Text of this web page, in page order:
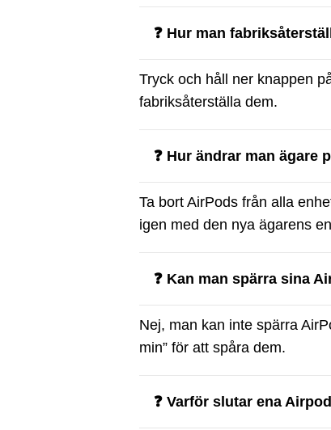
❓ Hur man
Tryck och håll ner knappen
fabriksåterställa dem.
❓ Hur ändrar man ägare
Ta bort AirPods från alla
igen med den nya ägarens
❓ Kan man spärra sina
Nej, man kan inte spärra
min” för att spåra dem.
❓ Varför slutar ena